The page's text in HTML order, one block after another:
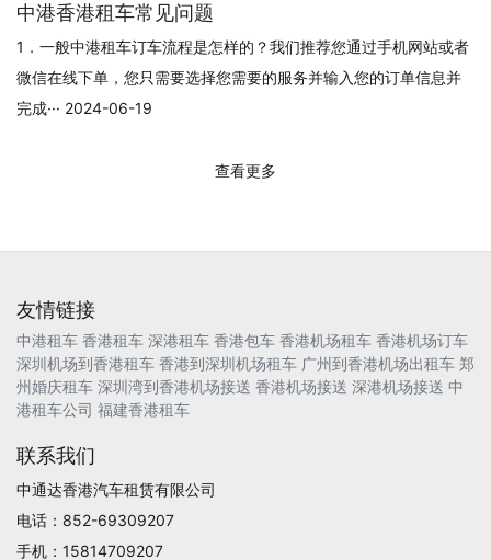
中港香港租车常见问题
1．一般中港租车订车流程是怎样的？我们推荐您通过手机网站或者
微信在线下单，您只需要选择您需要的服务并输入您的订单信息并
完成··· 2024-06-19
查看更多
友情链接
中港租车 香港租车 深港租车 香港包车 香港机场租车 香港机场订车
深圳机场到香港租车 香港到深圳机场租车 广州到香港机场出租车 郑
州婚庆租车 深圳湾到香港机场接送 香港机场接送 深港机场接送 中
港租车公司 福建香港租车
联系我们
中通达香港汽车租赁有限公司
电话：852-69309207
手机：15814709207